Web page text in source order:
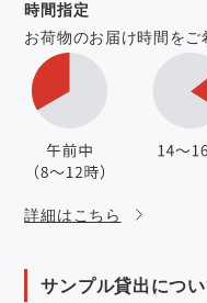
時間指定
お荷物のお届け時間をご
詳細はこちら
サンプル貸出につ